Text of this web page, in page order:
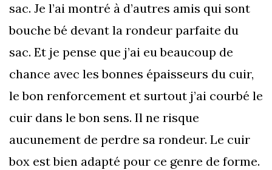
sac. Je l’ai montré à d’autres amis qui sont
bouche bé devant la rondeur parfaite du
sac. Et je pense que j’ai eu beaucoup de
chance avec les bonnes épaisseurs du cuir,
le bon renforcement et surtout j’ai courbé le
cuir dans le bon sens. Il ne risque
aucunement de perdre sa rondeur. Le cuir
box est bien adapté pour ce genre de forme.